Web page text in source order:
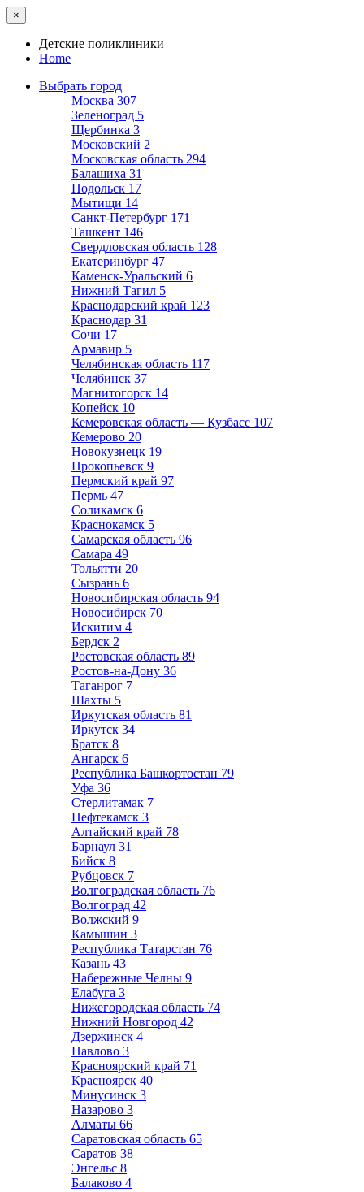
×
Детские поликлиники
Home
Выбрать город
Москва 307
Зеленоград 5
Щербинка 3
Московский 2
Московская область 294
Балашиха 31
Подольск 17
Мытищи 14
Санкт-Петербург 171
Ташкент 146
Свердловская область 128
Екатеринбург 47
Каменск-Уральский 6
Нижний Тагил 5
Краснодарский край 123
Краснодар 31
Сочи 17
Армавир 5
Челябинская область 117
Челябинск 37
Магнитогорск 14
Копейск 10
Кемеровская область — Кузбасс 107
Кемерово 20
Новокузнецк 19
Прокопьевск 9
Пермский край 97
Пермь 47
Соликамск 6
Краснокамск 5
Самарская область 96
Самара 49
Тольятти 20
Сызрань 6
Новосибирская область 94
Новосибирск 70
Искитим 4
Бердск 2
Ростовская область 89
Ростов-на-Дону 36
Таганрог 7
Шахты 5
Иркутская область 81
Иркутск 34
Братск 8
Ангарск 6
Республика Башкортостан 79
Уфа 36
Стерлитамак 7
Нефтекамск 3
Алтайский край 78
Барнаул 31
Бийск 8
Рубцовск 7
Волгоградская область 76
Волгоград 42
Волжский 9
Камышин 3
Республика Татарстан 76
Казань 43
Набережные Челны 9
Елабуга 3
Нижегородская область 74
Нижний Новгород 42
Дзержинск 4
Павлово 3
Красноярский край 71
Красноярск 40
Минусинск 3
Назарово 3
Алматы 66
Саратовская область 65
Саратов 38
Энгельс 8
Балаково 4